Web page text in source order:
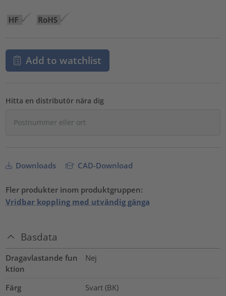
Add to watchlist
Hitta en distributör nära dig
Downloads CAD-Download
Fler produkter inom produktgruppen:
Vridbar koppling med utvändig gänga
Basdata
Dragavlastande fun
ktion
Nej
Färg
Svart (BK)